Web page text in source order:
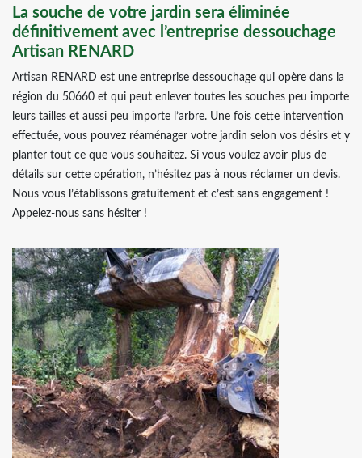
La souche de votre jardin sera éliminée
définitivement avec l’entreprise dessouchage
Artisan RENARD
Artisan RENARD est une entreprise dessouchage qui opère dans la
région du 50660 et qui peut enlever toutes les souches peu importe
leurs tailles et aussi peu importe l’arbre. Une fois cette intervention
effectuée, vous pouvez réaménager votre jardin selon vos désirs et y
planter tout ce que vous souhaitez. Si vous voulez avoir plus de
détails sur cette opération, n’hésitez pas à nous réclamer un devis.
Nous vous l’établissons gratuitement et c’est sans engagement !
Appelez-nous sans hésiter !